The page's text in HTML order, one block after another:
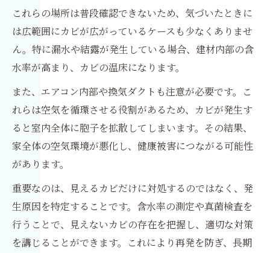
これらの場所は普段確認できないため、気づいたときに
は広範囲にカビが広がっているケースも少なくありませ
ん。特に漏水や結露が発生している場合、建材内部の含
水率が高まり、カビの温床になります。
また、エアコン内部や換気ダクトも注意が必要です。こ
れらは空気を循環させる役割があるため、カビが発生す
ると室内全体に胞子を拡散してしまいます。その結果、
家全体の空気環境が悪化し、健康被害につながる可能性
があります。
重要なのは、見えるカビだけに対処するのではなく、発
生原因を特定することです。含水率の測定や真菌検査を
行うことで、見えないカビの存在を把握し、適切な対策
を講じることができます。これにより再発を防ぎ、長期